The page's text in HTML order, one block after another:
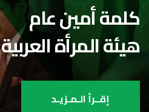
كلمة أمين عام
هيئة المرأة العربية
إقــرأ الـمـزيـد